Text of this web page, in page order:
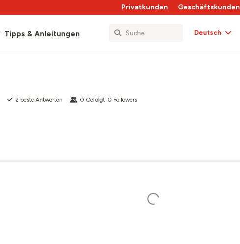
Privatkunden Geschäftskunden
Tipps & Anleitungen Deutsch
2 beste Antworten 0 Gefolgt 0 Followers